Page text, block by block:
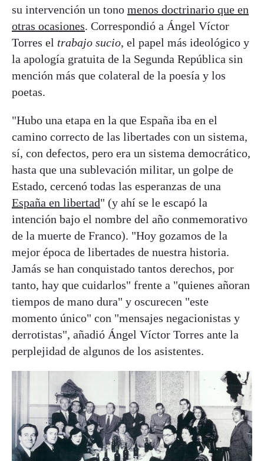
su intervención un tono menos doctrinario que en
otras ocasiones. Correspondió a Ángel Víctor
Torres el trabajo sucio, el papel más ideológico y
la apología gratuita de la Segunda República sin
mención más que colateral de la poesía y los
poetas.
"Hubo una etapa en la que España iba en el
camino correcto de las libertades con un sistema,
sí, con defectos, pero era un sistema democrático,
hasta que una sublevación militar, un golpe de
Estado, cercenó todas las esperanzas de una
España en libertad" (y ahí se le escapó la
intención bajo el nombre del año conmemorativo
de la muerte de Franco). "Hoy gozamos de la
mejor época de libertades de nuestra historia.
Jamás se han conquistado tantos derechos, por
tanto, hay que cuidarlos" frente a "quienes añoran
tiempos de mano dura" y oscurecen "este
momento único" con "mensajes negacionistas y
derrotistas", añadió Ángel Víctor Torres ante la
perplejidad de algunos de los asistentes.